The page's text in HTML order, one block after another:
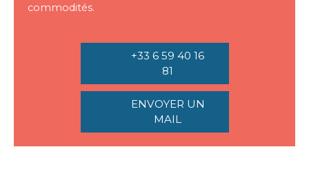
commodités.
+33 6 59 40 16
81
ENVOYER UN
MAIL